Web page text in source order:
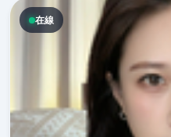
在線